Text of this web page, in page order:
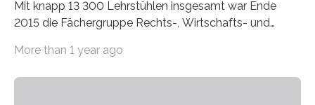
Mit knapp 13 300 Lehrstühlen insgesamt war Ende
2015 die Fächergruppe Rechts-, Wirtschafts- und
bei…
More than 1 year ago